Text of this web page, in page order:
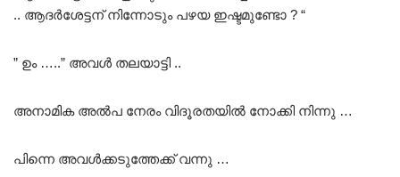
.. ആദർശേട്ടന് നിന്നോടും പഴയ ഇഷ്ടമുണ്ടോ ? “
” ഉം …..” അവൾ തലയാട്ടി ..
അനാമിക അൽപ നേരം വിദൂരതയിൽ നോക്കി നിന്നു …
പിന്നെ അവൾക്കടുത്തേക്ക് വന്നു …